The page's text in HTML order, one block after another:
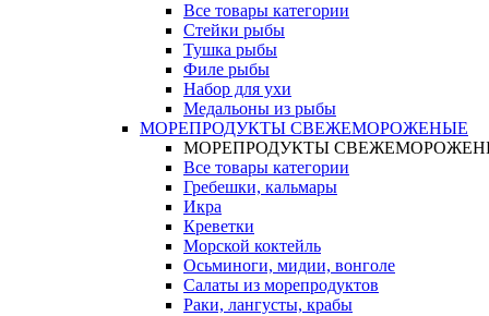
Все товары категории
Стейки рыбы
Тушка рыбы
Филе рыбы
Набор для ухи
Медальоны из рыбы
МОРЕПРОДУКТЫ СВЕЖЕМОРОЖЕНЫЕ
МОРЕПРОДУКТЫ
Все товары категории
Гребешки, кальмары
Икра
Креветки
Морской коктейль
Осьминоги, мидии, вонголе
Салаты из морепродуктов
Раки, лангусты, крабы